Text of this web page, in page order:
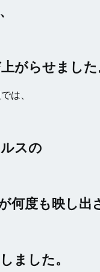
がらせました
は、
スの
何度も映し出
ました。